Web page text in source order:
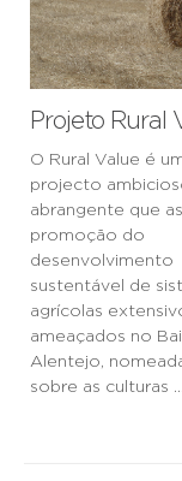
Projeto Rural
O Rural Value é
projecto
abrangente que
promoção do
desenvolvimento
sustentável de
agrícolas
ameaçados no
Alentejo,
sobre as culturas ...